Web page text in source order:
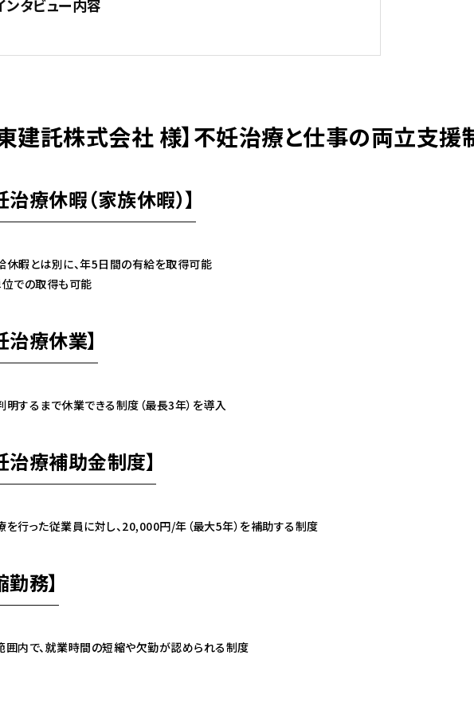
ンタビュー内容
東建託株式会社 様】不妊治療と仕事の両立支援
治療休暇（家族休暇）】
休暇とは別に、年5日間の有給を取得可能
での取得も可能
治療休業】
明するまで休業できる制度（最長3年）を導入
治療補助金制度】
を行った従業員に対し、20,000円/年（最大5年）を補助する制度
勤務】
囲内で、就業時間の短縮や欠勤が認められる制度